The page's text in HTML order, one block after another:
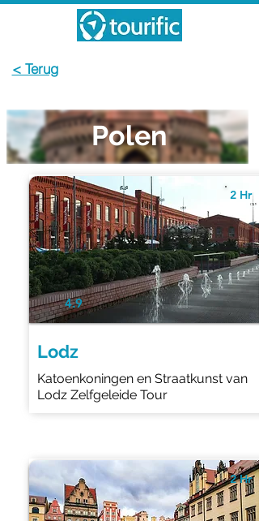
< Terug
Polen
4.9
Lodz
Katoenkoningen en Straatkunst van
Lodz Zelfgeleide Tour
2 Hr
2 Hr